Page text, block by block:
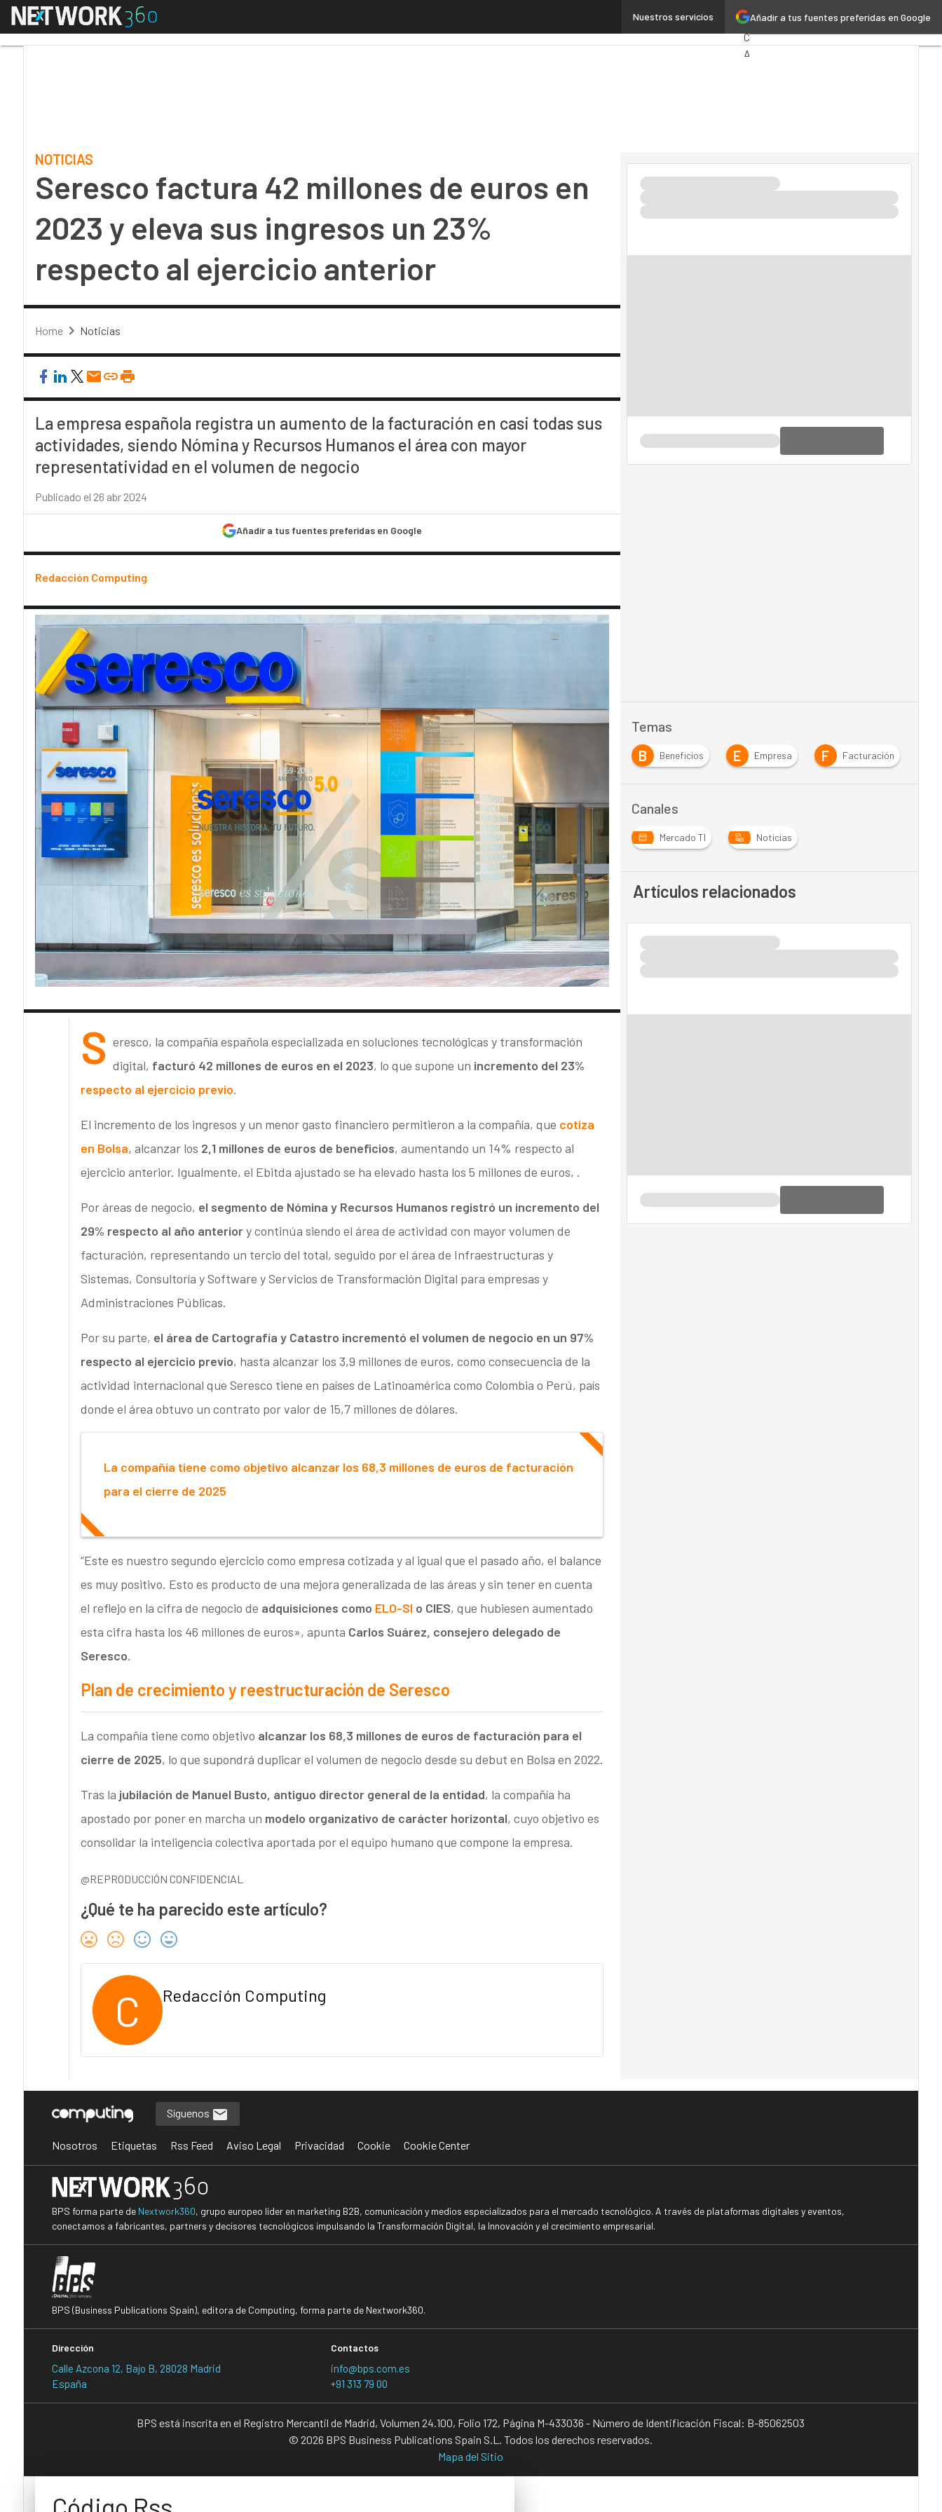
Añadir a tus fuentes preferidas en Google
Nuestros servicios
Menú Seresco factura 42 millones de euros en 2023 y eleva sus ingresos un 23% respecto al ejercicio anteriorPremios
Computing
Analytics
Movilidad
TI
NOTICIAS
Seresco factura 42 millones de euros en
2023 y eleva sus ingresos un 23%
respecto al ejercicio anterior
Home Noticias
La empresa española registra un aumento de la facturación en casi todas sus
actividades, siendo Nómina y Recursos Humanos el área con mayor
representatividad en el volumen de negocio
Publicado el 26 abr 2024
Añadir a tus fuentes preferidas en Google
Redacción Computing
S eresco, la compañía española especializada en soluciones tecnológicas y transformación
digital, facturó 42 millones de euros en el 2023, lo que supone un incremento del 23%
respecto al ejercicio previo.
El incremento de los ingresos y un menor gasto financiero permitieron a la compañía, que cotiza
en Bolsa, alcanzar los 2,1 millones de euros de beneficios, aumentando un 14% respecto al
ejercicio anterior. Igualmente, el Ebitda ajustado se ha elevado hasta los 5 millones de euros, .
Por áreas de negocio, el segmento de Nómina y Recursos Humanos registró un incremento del
29% respecto al año anteriory continúa siendo el área de actividad con mayor volumen de
facturación, representando un tercio del total, seguido por el área de Infraestructuras y
Sistemas, Consultoría y Software y Servicios de Transformación Digital para empresas y
Administraciones Públicas.
Por su parte, el área de Cartografía y Catastro incrementó el volumen de negocio en un 97%
respecto al ejercicio previo, hasta alcanzar los 3,9 millones de euros, como consecuencia de la
actividad internacional que Seresco tiene en países de Latinoamérica como Colombia o Perú, país
donde el área obtuvo un contrato por valor de 15,7 millones de dólares.
La compañía tiene como objetivo alcanzar los 68,3 millones de euros de facturación
para el cierre de 2025
“Este es nuestro segundo ejercicio como empresa cotizada y al igual que el pasado año, el balance
es muy positivo. Esto es producto de una mejora generalizada de las áreas y sin tener en cuenta
el reflejo en la cifra de negocio de adquisiciones como ELO-SIo CIES, que hubiesen aumentado
esta cifra hasta los 46 millones de euros», apunta Carlos Suárez, consejero delegado de
Seresco.
Plan de crecimiento y reestructuración de Seresco
La compañía tiene como objetivo alcanzar los 68,3 millones de euros de facturación para el
cierre de 2025, lo que supondrá duplicar el volumen de negocio desde su debut en Bolsa en 2022.
Tras la jubilación de Manuel Busto, antiguo director general de la entidad, la compañía ha
apostado por poner en marcha un modelo organizativo de carácter horizontal, cuyo objetivo es
consolidar la inteligencia colectiva aportada por el equipo humano que compone la empresa.
@REPRODUCCIÓN CONFIDENCIAL
¿Qué te ha parecido este artículo?
C Redacción Computing
Temas
A
B Beneficios E Empresa F Facturación
Canales
Mercado TI Noticias
Artículos relacionados
Síguenos
Nosotros Etiquetas Rss Feed Aviso Legal Privacidad Cookie Cookie Center
BPS forma parte de Nextwork360, grupo europeo líder en marketing B2B, comunicación y medios especializados para el mercado tecnológico. A través de plataformas digitales y eventos,
conectamos a fabricantes, partners y decisores tecnológicos impulsando la Transformación Digital, la Innovación y el crecimiento empresarial.
BPS (Business Publications Spain), editora de Computing, forma parte de Nextwork360.
Dirección
Calle Azcona 12, Bajo B, 28028 Madrid
España
Contactos
info@bps.com.es
+91 313 79 00
BPS está inscrita en el Registro Mercantil de Madrid, Volumen 24.100, Folio 172, Página M-433036 - Número de Identificación Fiscal: B-85062503
© 2026 BPS Business Publications Spain S.L. Todos los derechos reservados.
Mapa del Sitio